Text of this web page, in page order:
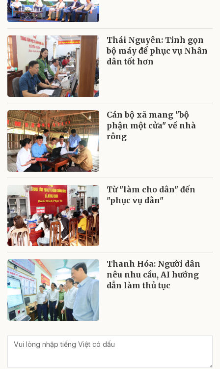
Thái Nguyên: Tinh gọn
bộ máy để phục vụ Nhân
dân tốt hơn
Cán bộ xã mang "bộ
phận một cửa" về nhà
rông
Từ "làm cho dân" đến
"phục vụ dân"
Thanh Hóa: Người dân
nêu nhu cầu, AI hướng
dẫn làm thủ tục